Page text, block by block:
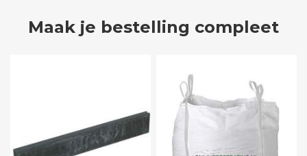
Maak je bestelling compleet